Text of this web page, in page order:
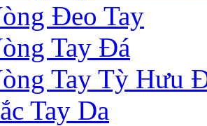
Đeo Tay
Tay Đá
Tay Tỳ Hưu
Tay Da